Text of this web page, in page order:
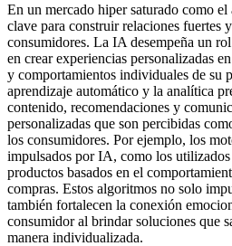
En un mercado hiper saturado como
clave para construir relaciones fuertes
consumidores. La IA desempeña un
en crear experiencias personalizadas
y comportamientos individuales de su
aprendizaje automático y la analítica
contenido, recomendaciones y
personalizadas que son percibidas
los consumidores. Por ejemplo, los
impulsados por IA, como los
productos basados en el
compras. Estos algoritmos no solo
también fortalecen la conexión
consumidor al brindar soluciones que
manera individualizada.